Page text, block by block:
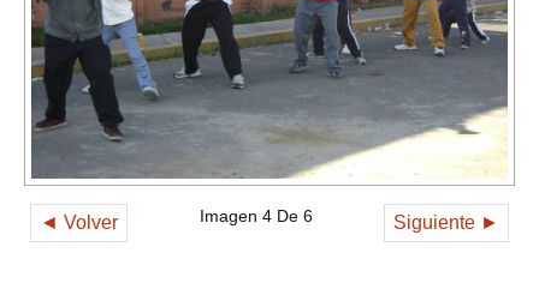
◄ Volver Siguiente ►
Imagen 4 De 6